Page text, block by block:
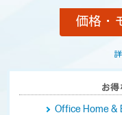
価格・
お
Office Home &